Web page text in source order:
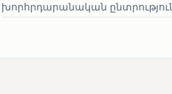
խորհրդարանական